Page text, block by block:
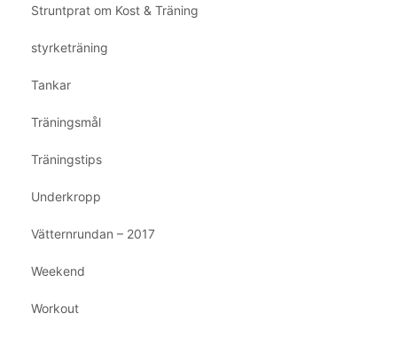
Struntprat om Kost & Träning
styrketräning
Tankar
Träningsmål
Träningstips
Underkropp
Vätternrundan – 2017
Weekend
Workout